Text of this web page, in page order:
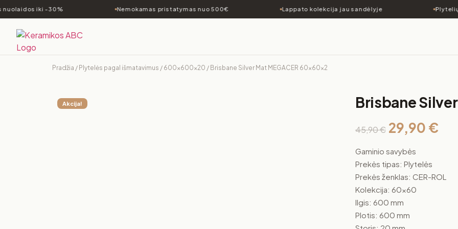
iki -30% Nemokamas pristatymas nuo 500€ Lappato kolekcija jau sandėlyje Plytelių
Pradžia / Plytelės pagal išmatavimus / 600x600x20 / Brisbane Silver Mat MEGACER 60x60x2
Akcija! Brisbane
45,90€ 29,90 €
Gaminio savybės
Prekės tipas: Plytelės
Prekės ženklas: CER-ROL
Kolekcija: 60×60
Ilgis: 600 mm
Plotis: 600 mm